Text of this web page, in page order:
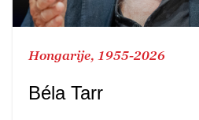
Hongarije, 1955-2026
Béla Tarr